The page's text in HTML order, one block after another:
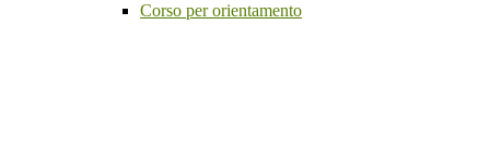
Corso per orientamento